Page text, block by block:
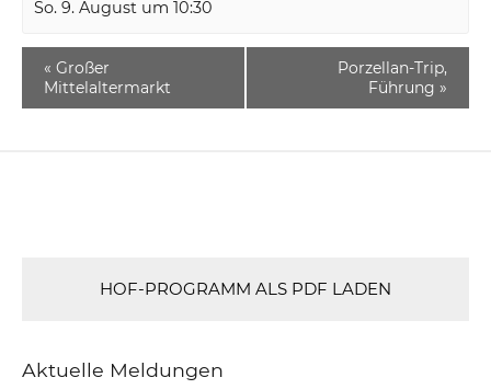
So. 9. August um 10:30
« Großer
Mittelaltermarkt
Porzellan-Trip,
Führung »
HOF-PROGRAMM ALS PDF LADEN
Aktuelle Meldungen